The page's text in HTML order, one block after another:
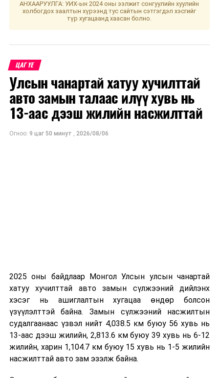
Өрх гэрт цэвэрлэгээ, халдваргүйжүүлэлт хэрхэн хийх
вэ?
ӨМНӨХ МЭДЭЭ
Улсын хэмжээнд Гамшгаас хамгаалах бүх нийтийн
бэлэн байдал зарлалаа
АНХААРУУЛГА: УИХ-ын 2024 оны ээлжит сонгуулийн хуулийн
холбогдох заалтын хүрээнд тус сайтын сэтгэгдэл хэсгийг
түр хугацаанд хаасан болно.
ЦАГ ҮЕ
Улсын чанартай хатуу хучилттай
авто замын талаас илүү хувь нь
13-аас дээш жилийн насжилттай
Огноо: 9 цаг 50 минут , 2026/08/06
2025 оны байдлаар Монгол Улсын улсын чанартай
хатуу хучилттай авто замын сүлжээний дийлэнх
хэсэг нь ашиглалтын хугацаа өндөр болсон
үзүүлэлттэй байна. Замын сүлжээний насжилтын
судалгаанаас үзвэл нийт 4,038.5 км буюу 56 хувь нь
13-аас дээш жилийн, 2,813.6 км буюу 39 хувь нь 6-12
жилийн, харин 1,104.7 км буюу 15 хувь нь 1-5 жилийн
насжилттай авто зам эзэлж байна.